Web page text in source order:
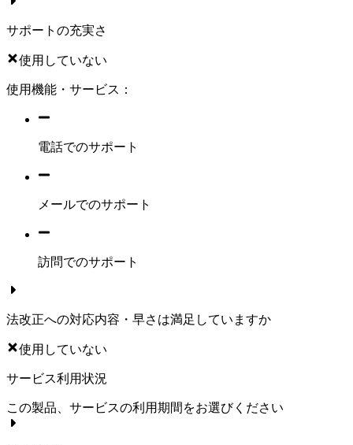
サポートの充実さ
使用していない
使用機能・サービス：
電話でのサポート
メールでのサポート
訪問でのサポート
法改正への対応内容・早さは満足していますか
使用していない
サービス利用状況
この製品、サービスの利用期間をお選びください